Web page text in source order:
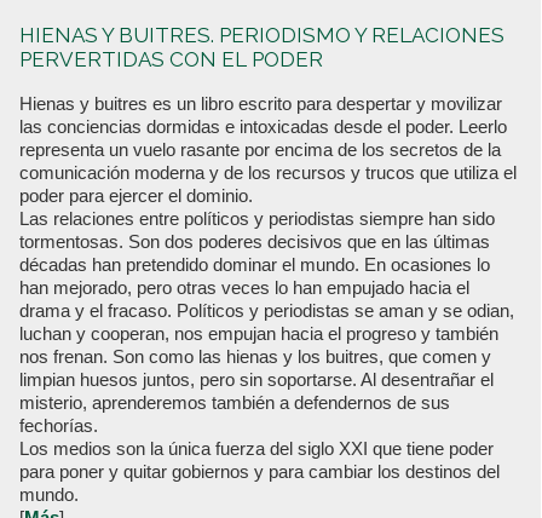
HIENAS Y BUITRES. PERIODISMO Y RELACIONES
PERVERTIDAS CON EL PODER
Hienas y buitres es un libro escrito para despertar y movilizar
las conciencias dormidas e intoxicadas desde el poder. Leerlo
representa un vuelo rasante por encima de los secretos de la
comunicación moderna y de los recursos y trucos que utiliza el
poder para ejercer el dominio.
Las relaciones entre políticos y periodistas siempre han sido
tormentosas. Son dos poderes decisivos que en las últimas
décadas han pretendido dominar el mundo. En ocasiones lo
han mejorado, pero otras veces lo han empujado hacia el
drama y el fracaso. Políticos y periodistas se aman y se odian,
luchan y cooperan, nos empujan hacia el progreso y también
nos frenan. Son como las hienas y los buitres, que comen y
limpian huesos juntos, pero sin soportarse. Al desentrañar el
misterio, aprenderemos también a defendernos de sus
fechorías.
Los medios son la única fuerza del siglo XXI que tiene poder
para poner y quitar gobiernos y para cambiar los destinos del
mundo.